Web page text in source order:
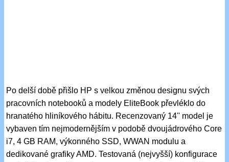
Po delší době přišlo HP s velkou změnou designu svých
pracovních notebooků a modely EliteBook převléklo do
hranatého hliníkového hábitu. Recenzovaný 14'' model je
vybaven tím nejmodernějším v podobě dvoujádrového Core
i7, 4 GB RAM, výkonného SSD, WWAN modulu a
dedikované grafiky AMD. Testovaná (nejvyšší) konfigurace